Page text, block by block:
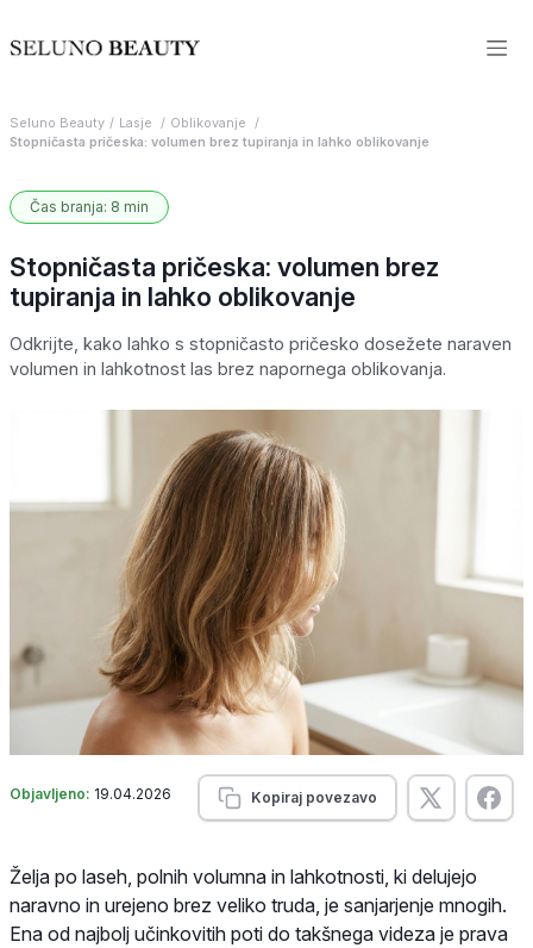
Seluno Beauty Lasje
Oblikovanje
Stopničasta pričeska: volumen brez tupiranja in lahko oblikovanje
Čas branja: 8 min
Stopničasta pričeska: volumen brez
tupiranja in lahko oblikovanje
Odkrijte, kako lahko s stopničasto pričesko dosežete naraven
volumen in lahkotnost las brez napornega oblikovanja.
Objavljeno: 19.04.2026 Kopiraj povezavo
Želja po laseh, polnih volumna in lahkotnosti, ki delujejo
naravno in urejeno brez veliko truda, je sanjarjenje mnogih.
Ena od najbolj učinkovitih poti do takšnega videza je prava